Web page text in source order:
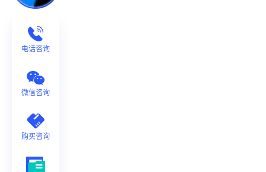
电话咨询
微信咨询
购买咨询